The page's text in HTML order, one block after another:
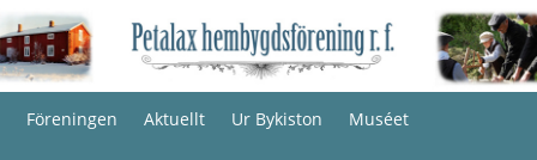
Föreningen Aktuellt Ur Bykiston Muséet